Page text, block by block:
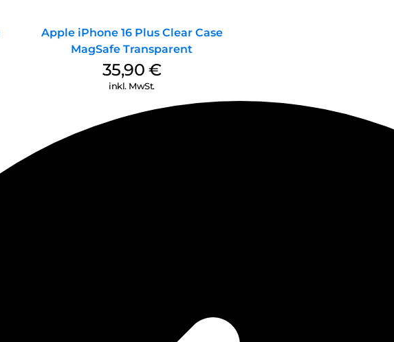
Apple iPhone 16 Plus Clear Case
MagSafe Transparent
35,90 €
inkl. MwSt.